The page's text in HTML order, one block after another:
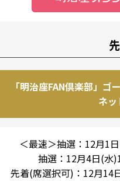
「明治座FAN倶楽部」
ネ
＜最速＞抽選：12月1
抽選：12月4日(水
先着(席選択可)：12月14